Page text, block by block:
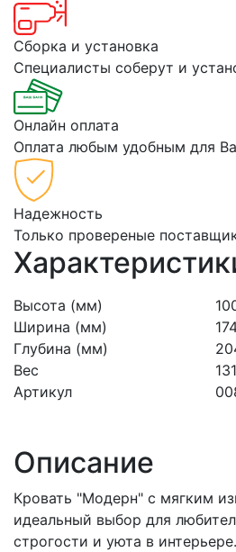
Сборка и установка
Специалисты соберут и
Онлайн оплата
Оплата любым удобным для
Надежность
Только провереные
Высота (мм)
Ширина (мм)
Глубина (мм)
Вес
131
Артикул
Описание
Кровать "Модерн" с мягким
идеальный выбор для
строгости и уюта в